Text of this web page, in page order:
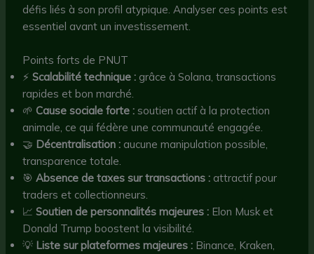
défis liés à son profil atypique. Analyser ces points est
essentiel avant un investissement.
Points forts de PNUT
⚡Scalabilité technique : grâce à Solana, transactions
rapides et bon marché.
🌱 Cause sociale forte : soutien actif à la protection
animale, ce qui fédère une communauté engagée.
🤝 Décentralisation : aucune manipulation possible,
transparence totale.
🎯Absence de taxes sur transactions : attractif pour
traders et collectionneurs.
📈Soutien de personnalités majeures : Elon Musk et
Donald Trump boostent la visibilité.
💡 Liste sur plateformes majeures : Binance, Kraken,